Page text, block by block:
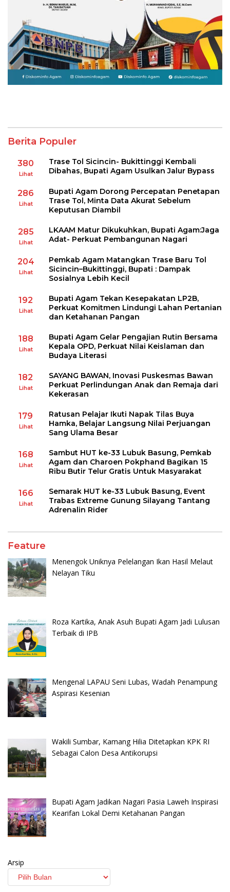
Berita Populer
380
Lihat
Trase Tol Sicincin- Bukittinggi Kembali
Dibahas, Bupati Agam Usulkan Jalur Bypass
286
Lihat
Bupati Agam Dorong Percepatan Penetapan
Trase Tol, Minta Data Akurat Sebelum
Keputusan Diambil
285
Lihat
LKAAM Matur Dikukuhkan, Bupati Agam:Jaga
Adat- Perkuat Pembangunan Nagari
204
Lihat
Pemkab Agam Matangkan Trase Baru Tol
Sicincin–Bukittinggi, Bupati : Dampak
Sosialnya Lebih Kecil
192
Lihat
Bupati Agam Tekan Kesepakatan LP2B,
Perkuat Komitmen Lindungi Lahan Pertanian
dan Ketahanan Pangan
188
Lihat
Bupati Agam Gelar Pengajian Rutin Bersama
Kepala OPD, Perkuat Nilai Keislaman dan
Budaya Literasi
182
Lihat
SAYANG BAWAN, Inovasi Puskesmas Bawan
Perkuat Perlindungan Anak dan Remaja dari
Kekerasan
179
Lihat
Ratusan Pelajar Ikuti Napak Tilas Buya
Hamka, Belajar Langsung Nilai Perjuangan
Sang Ulama Besar
168
Lihat
Sambut HUT ke-33 Lubuk Basung, Pemkab
Agam dan Charoen Pokphand Bagikan 15
Ribu Butir Telur Gratis Untuk Masyarakat
166
Lihat
Semarak HUT ke-33 Lubuk Basung, Event
Trabas Extreme Gunung Silayang Tantang
Adrenalin Rider
Feature
Menengok Uniknya Pelelangan Ikan Hasil Melaut
Nelayan Tiku
Roza Kartika, Anak Asuh Bupati Agam Jadi Lulusan
Terbaik di IPB
Mengenal LAPAU Seni Lubas, Wadah Penampung
Aspirasi Kesenian
Wakili Sumbar, Kamang Hilia Ditetapkan KPK RI
Sebagai Calon Desa Antikorupsi
Bupati Agam Jadikan Nagari Pasia Laweh Inspirasi
Kearifan Lokal Demi Ketahanan Pangan
Arsip